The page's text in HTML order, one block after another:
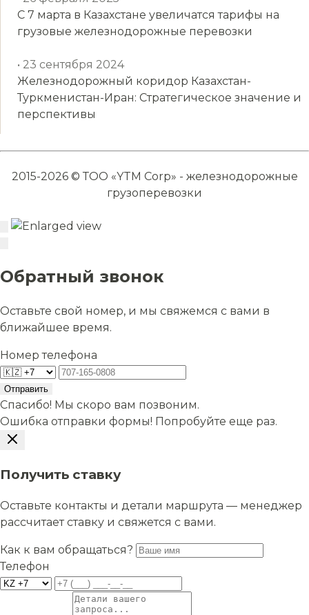
С 7 марта в Казахстане увеличатся тарифы на
грузовые железнодорожные перевозки
• 23 сентября 2024
Железнодорожный коридор Казахстан-
Туркменистан-Иран: Стратегическое значение и
перспективы
2015-2026 © ТОО «YTM Corp» - железнодорожные
грузоперевозки
Обратный звонок
Оставьте свой номер, и мы свяжемся с вами в
ближайшее время.
Номер телефона
Отправить
Спасибо! Мы скоро вам позвоним.
Ошибка отправки формы! Попробуйте еще раз.
Получить ставку
Оставьте контакты и детали маршрута — менеджер
рассчитает ставку и свяжется с вами.
Как к вам обращаться?
Телефон